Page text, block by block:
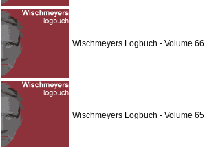
Wischmeyers Logbuch - Volume
Wischmeyers Logbuch - Volume